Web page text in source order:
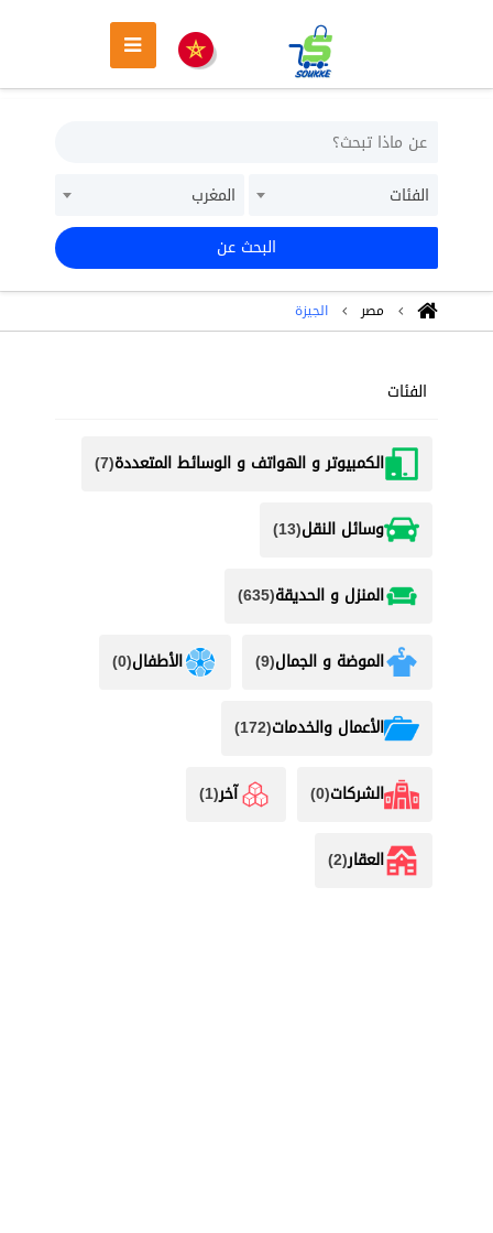
الفئات
المغرب
البحث عن
مصر الجيزة
الفئات
الكمبيوتر و الهواتف و الوسائط المتعددة(7)
وسائل النقل(13)
المنزل و الحديقة(635)
الموضة و الجمال(9) الأطفال(0)
اﻷعمال والخدمات(172)
الشركات(0) آخر(1)
العقار(2)